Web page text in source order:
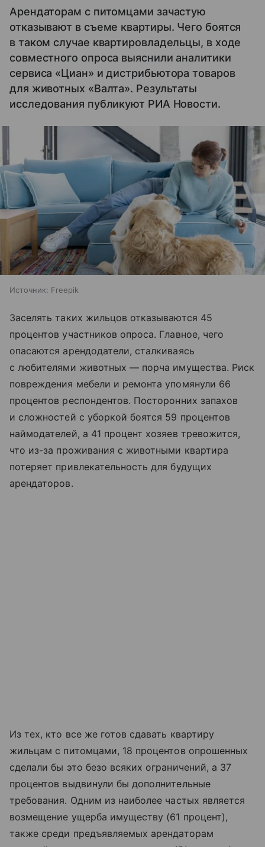
Арендаторам с питомцами зачастую
отказывают в съеме квартиры. Чего боятся
в таком случае квартировладельцы, в ходе
совместного опроса выяснили аналитики
сервиса «Циан» и дистрибьютора товаров
для животных «Валта». Результаты
исследования публикуют РИА Новости.
Источник: Freepik
Заселять таких жильцов отказываются 45
процентов участников опроса. Главное, чего
опасаются арендодатели, сталкиваясь
с любителями животных — порча имущества. Риск
повреждения мебели и ремонта упомянули 66
процентов респондентов. Посторонних запахов
и сложностей с уборкой боятся 59 процентов
наймодателей, а 41 процент хозяев тревожится,
что из-за проживания с животными квартира
потеряет привлекательность для будущих
арендаторов.
Из тех, кто все же готов сдавать квартиру
жильцам с питомцами, 18 процентов опрошенных
сделали бы это безо всяких ограничений, а 37
процентов выдвинули бы дополнительные
требования. Одним из наиболее частых является
возмещение ущерба имуществу (61 процент),
также среди предъявляемых арендаторам